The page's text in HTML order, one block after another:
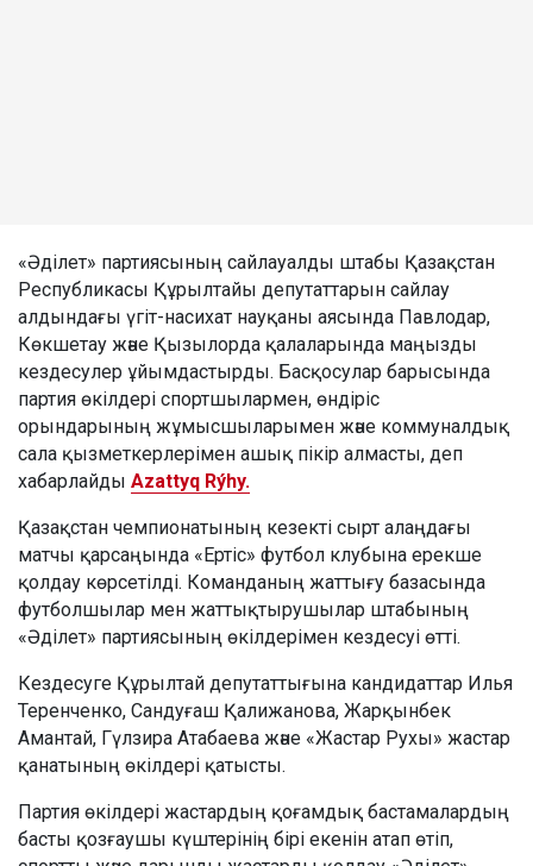
«Әділет» партиясының сайлауалды штабы Қазақстан
Республикасы Құрылтайы депутаттарын сайлау
алдындағы үгіт-насихат науқаны аясында Павлодар,
Көкшетау және Қызылорда қалаларында маңызды
кездесулер ұйымдастырды. Басқосулар барысында
партия өкілдері спортшылармен, өндіріс
орындарының жұмысшыларымен және коммуналдық
сала қызметкерлерімен ашық пікір алмасты, деп
хабарлайды Azattyq Rýhy.
Қазақстан чемпионатының кезекті сырт алаңдағы
матчы қарсаңында «Ертіс» футбол клубына ерекше
қолдау көрсетілді. Команданың жаттығу базасында
футболшылар мен жаттықтырушылар штабының
«Әділет» партиясының өкілдерімен кездесуі өтті.
Кездесуге Құрылтай депутаттығына кандидаттар Илья
Теренченко, Сандуғаш Қалижанова, Жарқынбек
Амантай, Гүлзира Атабаева және «Жастар Рухы» жастар
қанатының өкілдері қатысты.
Партия өкілдері жастардың қоғамдық бастамалардың
басты қозғаушы күштерінің бірі екенін атап өтіп,